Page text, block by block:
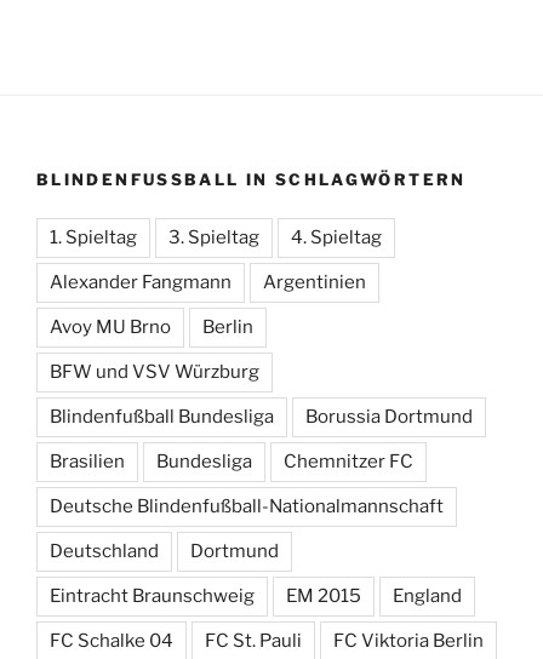
BLINDENFUSSBALL IN SCHLAGWÖRTERN
1. Spieltag 3. Spieltag 4. Spieltag
Alexander Fangmann Argentinien
Avoy MU Brno Berlin
BFW und VSV Würzburg
Blindenfußball Bundesliga Borussia Dortmund
Brasilien Bundesliga Chemnitzer FC
Deutsche Blindenfußball-Nationalmannschaft
Deutschland Dortmund
Eintracht Braunschweig EM 2015 England
FC Schalke 04 FC St. Pauli FC Viktoria Berlin